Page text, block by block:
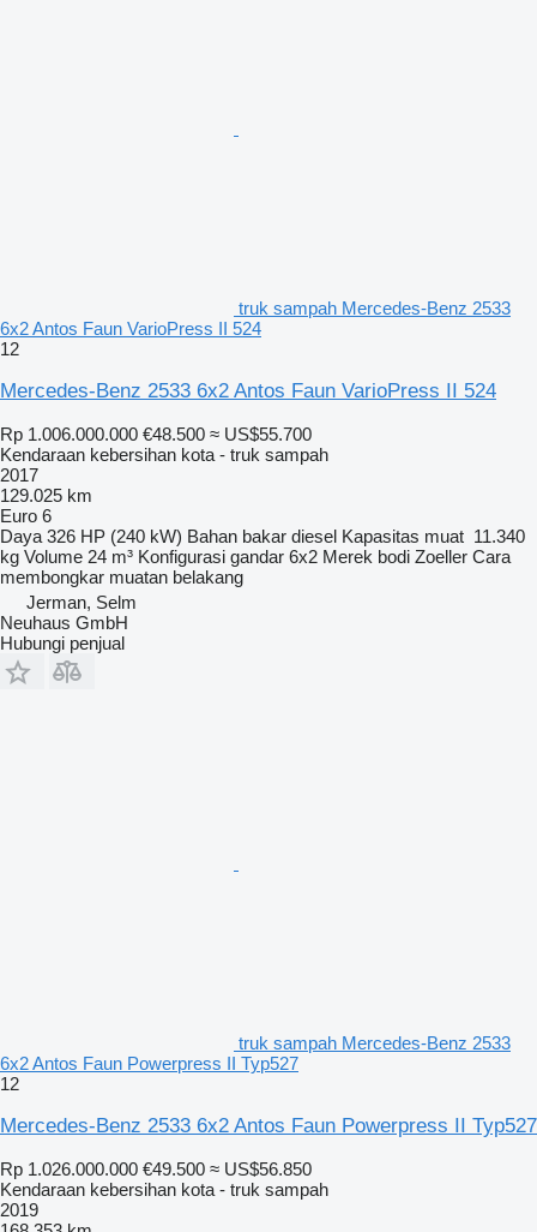
truk sampah Mercedes-Benz 2533
6x2 Antos Faun VarioPress II 524
12
Mercedes-Benz 2533 6x2 Antos Faun VarioPress II 524
Rp 1.006.000.000 €48.500 ≈ US$55.700
Kendaraan kebersihan kota - truk sampah
2017
129.025 km
Euro 6
Daya 326 HP (240 kW) Bahan bakar diesel Kapasitas muat 11.340
kg Volume 24 m³ Konfigurasi gandar 6x2 Merek bodi Zoeller Cara
membongkar muatan belakang
Jerman, Selm
Neuhaus GmbH
Hubungi penjual
truk sampah Mercedes-Benz 2533
6x2 Antos Faun Powerpress II Typ527
12
Mercedes-Benz 2533 6x2 Antos Faun Powerpress II Typ527
Rp 1.026.000.000 €49.500 ≈ US$56.850
Kendaraan kebersihan kota - truk sampah
2019